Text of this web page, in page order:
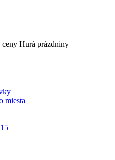
ceny Hurá prázdniny
miesta